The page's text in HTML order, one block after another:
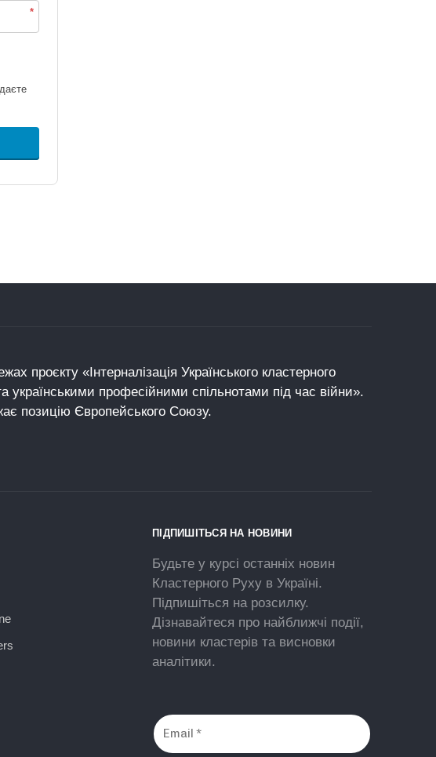
*
проєкту «Інтерналізація Українського кластерного
професійними спільнотами під час війни».
позицію Європейського Союзу.
ПІДПИШІТЬСЯ НА НОВИНИ
Будьте у курсі останніх новин
Кластерного Руху в Україні.
Підпишіться на розсилку.
Дізнавайтеся про найближчі події,
новини кластерів та висновки
аналітики.